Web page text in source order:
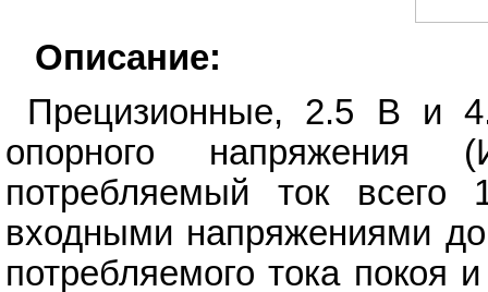
Описание:
Прецизионные, 2.5 В и
опорного напряжения
потребляемый ток
входными напряжениями
потребляемого тока покоя